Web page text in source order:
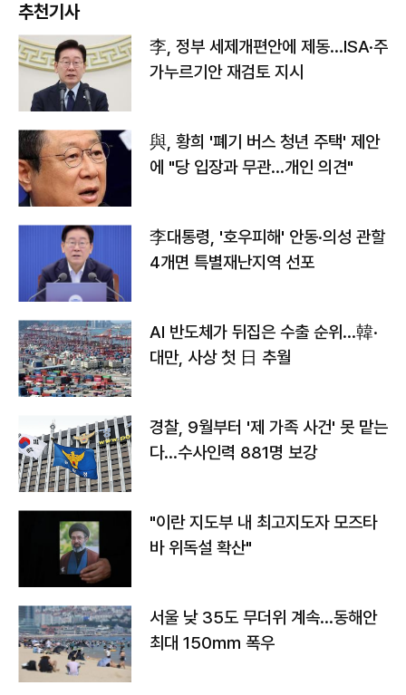
추천기사
李, 정부 세제개편안에 제동…ISA·주
가누르기안 재검토 지시
與, 황희 '폐기 버스 청년 주택' 제안
에 "당 입장과 무관…개인 의견"
李대통령, '호우피해' 안동·의성 관할
4개면 특별재난지역 선포
AI 반도체가 뒤집은 수출 순위…韓·
대만, 사상 첫 日 추월
경찰, 9월부터 '제 가족 사건' 못 맡는
다…수사인력 881명 보강
"이란 지도부 내 최고지도자 모즈타
바 위독설 확산"
서울 낮 35도 무더위 계속…동해안
최대 150㎜ 폭우